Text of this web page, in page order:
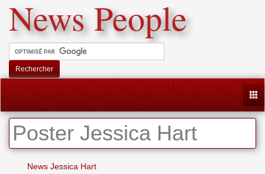
News People
Rechercher
Poster Jessica Hart
News Jessica Hart